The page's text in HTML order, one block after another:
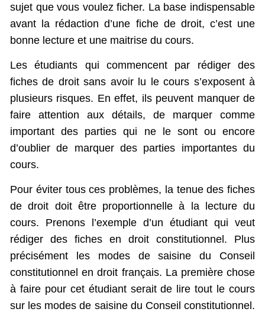
sujet que vous voulez ficher. La base indispensable
avant la rédaction d’une fiche de droit, c’est une
bonne lecture et une maitrise du cours.
Les étudiants qui commencent par rédiger des
fiches de droit sans avoir lu le cours s’exposent à
plusieurs risques. En effet, ils peuvent manquer de
faire attention aux détails, de marquer comme
important des parties qui ne le sont ou encore
d’oublier de marquer des parties importantes du
cours.
Pour éviter tous ces problèmes, la tenue des fiches
de droit doit être proportionnelle à la lecture du
cours. Prenons l’exemple d’un étudiant qui veut
rédiger des fiches en droit constitutionnel. Plus
précisément les modes de saisine du Conseil
constitutionnel en droit français. La première chose
à faire pour cet étudiant serait de lire tout le cours
sur les modes de saisine du Conseil constitutionnel.